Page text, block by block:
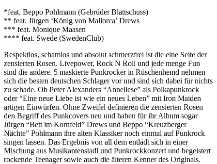
*feat. Beppo Pohlmann (Gebrüder Blattschuss)
** feat. Jürgen ‘König von Mallorca’ Drews
*** feat. Monique Maasen
**** feat. Swede (SwedenClub)
Respektlos, schamlos und absolut schmerzfrei ist die eine Seite der
zensierten Rosen. Livepower, Rock N Roll und jede menge Fun
sind die andere. 5 maskierte Punkrocker in Rüschenhemd nehmen
sich die besten deutschen Schlager vor und sind sich dabei für nichts
zu schade. Ob Peter Alexanders “Anneliese” als Polkapunkrock
oder “Eine neue Liebe ist wie ein neues Leben” mit Iron Maiden
artigen Einwürfen. Ohne Zweifel definieren die zensierten Rosen
den Begriff des Punkcovers neu und haben für ihr Album sogar
Jürgen “Bett im Kornfeld” Drews und Beppo “Kreuzberger
Nächte” Pohlmann ihre alten Klassiker noch einmal auf Punkrock
singen lassen. Das Ergebnis von all dem entlädt sich in einer
Mischung aus Musikantenstadl und Punkrockkonzert und begeistert
rockende Teenager sowie auch die älteren Kenner des Originals.